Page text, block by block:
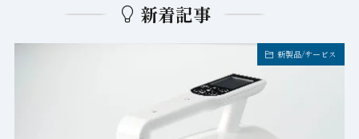
新着記事
新製品/サービス